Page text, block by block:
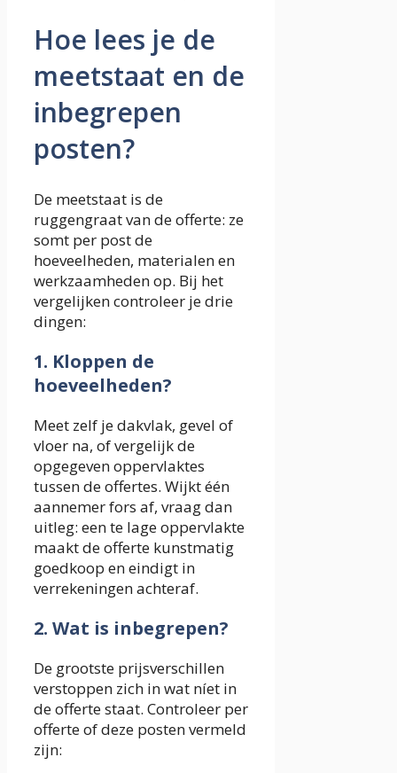
Hoe lees je de
meetstaat en de
inbegrepen
posten?
De meetstaat is de
ruggengraat van de offerte: ze
somt per post de
hoeveelheden, materialen en
werkzaamheden op. Bij het
vergelijken controleer je drie
dingen:
1. Kloppen de
hoeveelheden?
Meet zelf je dakvlak, gevel of
vloer na, of vergelijk de
opgegeven oppervlaktes
tussen de offertes. Wijkt één
aannemer fors af, vraag dan
uitleg: een te lage oppervlakte
maakt de offerte kunstmatig
goedkoop en eindigt in
verrekeningen achteraf.
2. Wat is inbegrepen?
De grootste prijsverschillen
verstoppen zich in wat níet in
de offerte staat. Controleer per
offerte of deze posten vermeld
zijn: